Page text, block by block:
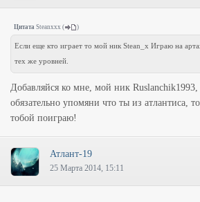
Цитата Steanxxx ( )
Если еще кто играет то мой ник Stean_x Играю на
тех же уровней.
Добавляйся ко мне, мой ник
обязательно упомяни что ты из атлантиса,
тобой поиграю!
Атлант-19
25 Марта 2014, 15:11